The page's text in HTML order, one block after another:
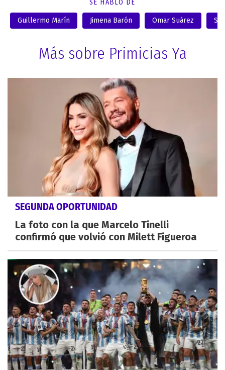
SE HABLÓ DE
Guillermo Marín Jimena Barón Omar Suárez
Más sobre Primicias Ya
SEGUNDA OPORTUNIDAD
La foto con la que Marcelo Tinelli
confirmó que volvió con Milett Figueroa